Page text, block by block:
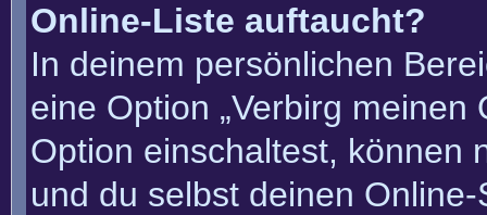
Online-Liste auftaucht?
In deinem persönlichen
eine Option „Verbirg meinen
Option einschaltest, können
und du selbst deinen